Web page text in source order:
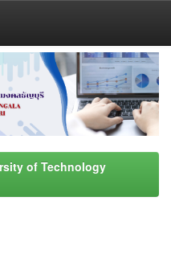
of Technology